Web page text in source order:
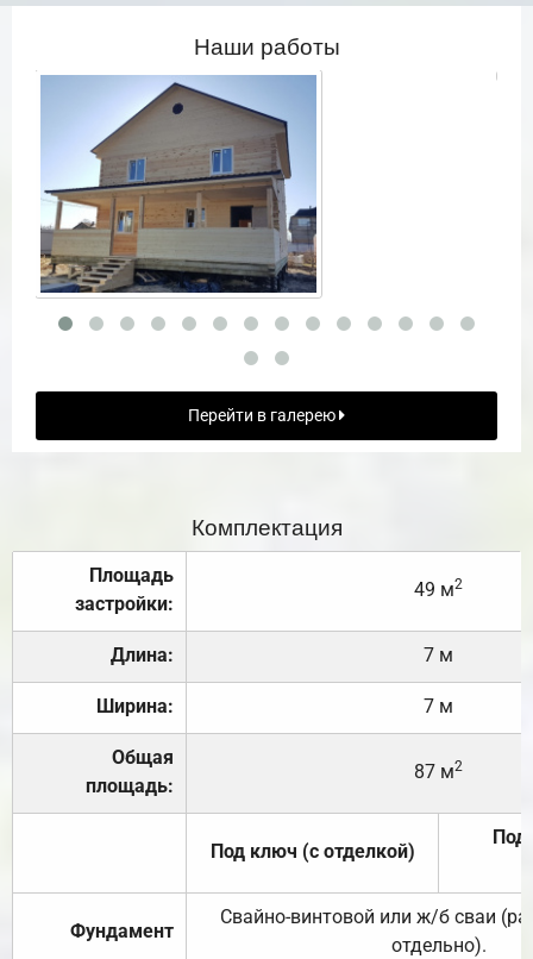
Наши работы
Перейти в галерею
Комплектация
Площадь
застройки:
49 м2
Длина: 7 м
Ширина: 7 м
Общая
площадь:
87 м2
Под ключ (с отделкой)
Под
Фундамент
Свайно-винтовой или ж/б сваи
отдельно).